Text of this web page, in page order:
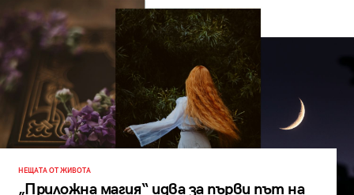
НЕЩАТА ОТ ЖИВОТА
„Приложна магия“ идва за първи път на